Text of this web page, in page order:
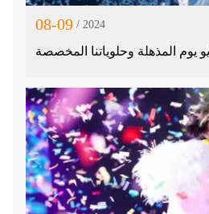
08-09 / 2024
يوم المذهلة وحلوياتنا المخصصة